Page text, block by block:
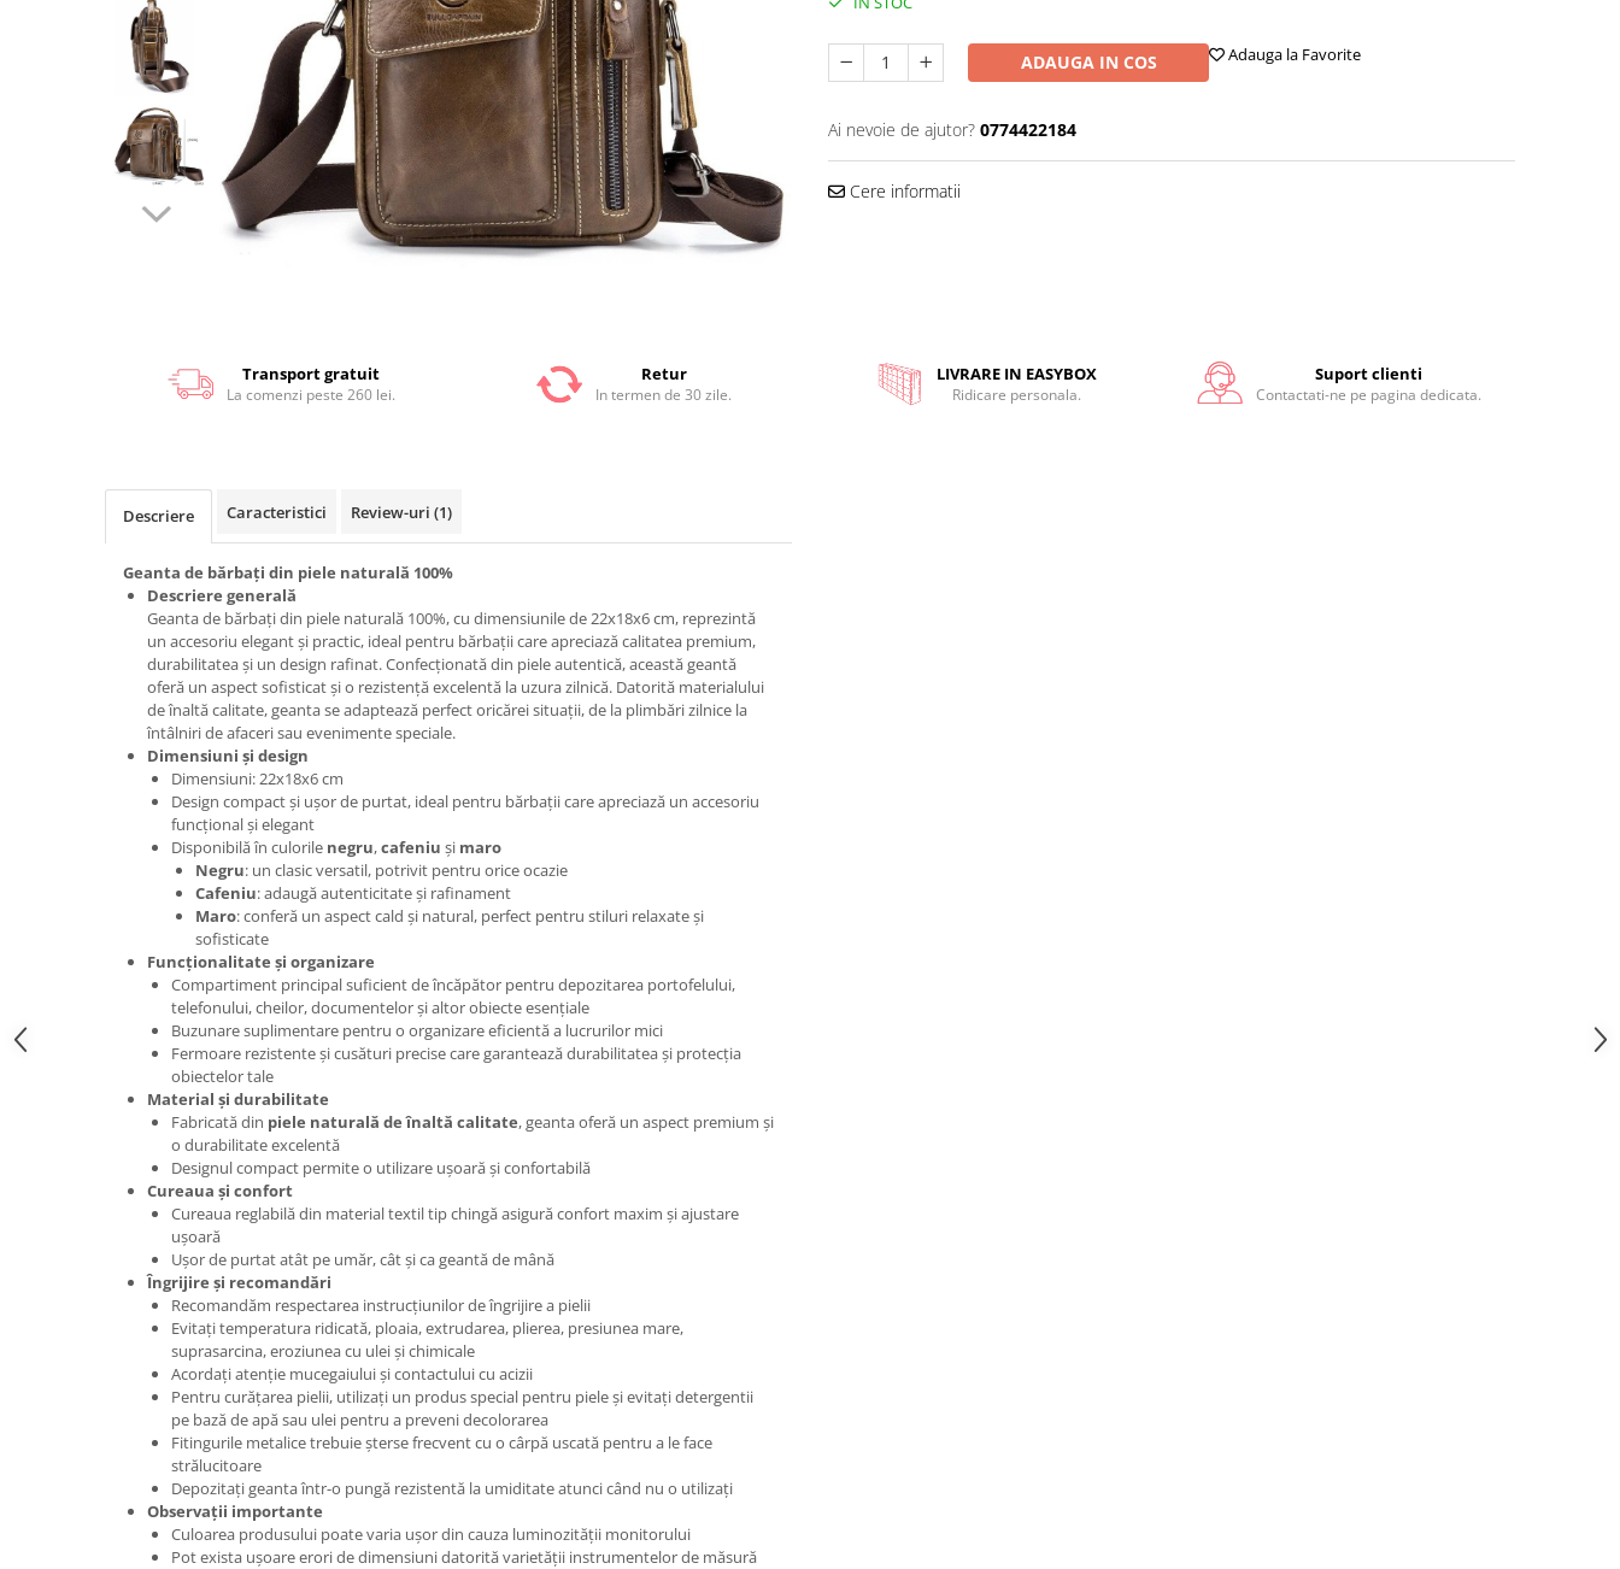
ADAUGA IN COS Adauga la Favorite
Ai nevoie de ajutor? 0774422184
Cere informatii
Transport gratuit
La comenzi peste 260 lei.
Retur
In termen de 30 zile.
LIVRARE IN EASYBOX
Ridicare personala.
Suport clienti
Contactati-ne pe pagina dedicata.
Descriere Caracteristici Review-uri (1)
Geanta de bărbați din piele naturală 100%
Descriere generală
Geanta de bărbați din piele naturală 100%, cu dimensiunile de 22x18x6 cm, reprezintă
un accesoriu elegant și practic, ideal pentru bărbații care apreciază calitatea premium,
durabilitatea și un design rafinat. Confecționată din piele autentică, această geantă
oferă un aspect sofisticat și o rezistență excelentă la uzura zilnică. Datorită materialului
de înaltă calitate, geanta se adaptează perfect oricărei situații, de la plimbări zilnice la
întâlniri de afaceri sau evenimente speciale.
Dimensiuni și design
Dimensiuni: 22x18x6 cm
Design compact și ușor de purtat, ideal pentru bărbații care apreciază un accesoriu
funcțional și elegant
Disponibilă în culorile negru,cafeniu și maro
Negru: un clasic versatil, potrivit pentru orice ocazie
Cafeniu: adaugă autenticitate și rafinament
Maro: conferă un aspect cald și natural, perfect pentru stiluri relaxate și
sofisticate
Funcționalitate și organizare
Compartiment principal suficient de încăpător pentru depozitarea portofelului,
telefonului, cheilor, documentelor și altor obiecte esențiale
Buzunare suplimentare pentru o organizare eficientă a lucrurilor mici
Fermoare rezistente și cusături precise care garantează durabilitatea și protecția
obiectelor tale
Material și durabilitate
Fabricată din piele naturală de înaltă calitate, geanta oferă un aspect premium și
o durabilitate excelentă
Designul compact permite o utilizare ușoară și confortabilă
Cureaua și confort
Cureaua reglabilă din material textil tip chingă asigură confort maxim și ajustare
ușoară
Ușor de purtat atât pe umăr, cât și ca geantă de mână
Îngrijire și recomandări
Recomandăm respectarea instrucțiunilor de îngrijire a pielii
Evitați temperatura ridicată, ploaia, extrudarea, plierea, presiunea mare,
suprasarcina, eroziunea cu ulei și chimicale
Acordați atenție mucegaiului și contactului cu acizii
Pentru curățarea pielii, utilizați un produs special pentru piele și evitați detergentii
pe bază de apă sau ulei pentru a preveni decolorarea
Fitingurile metalice trebuie șterse frecvent cu o cârpă uscată pentru a le face
strălucitoare
Depozitați geanta într-o pungă rezistentă la umiditate atunci când nu o utilizați
Observații importante
Culoarea produsului poate varia ușor din cauza luminozității monitorului
Pot exista ușoare erori de dimensiuni datorită varietății instrumentelor de măsură